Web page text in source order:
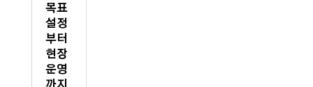
목표
설정
부터
현장
운영